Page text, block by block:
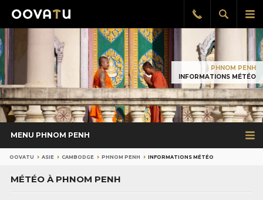
le
Afficher
la
Rappel
gratuit
PHNOM PENH
INFORMATIONS MÉTÉO
MENU PHNOM PENH
OOVATU ASIE CAMBODGE PHNOM PENH INFORMATIONS MÉTÉO
MÉTÉO À PHNOM PENH